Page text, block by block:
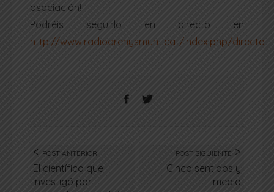
asociación!
Podréis seguirlo en directo en
http://www.radioarenysmunt.cat/index.php/directe
POST ANTERIOR
El científico que
investigó por
POST SIGUIENTE
Cinco sentidos y
medio